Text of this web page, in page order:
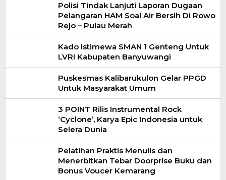
Polisi Tindak Lanjuti Laporan Dugaan
Pelangaran HAM Soal Air Bersih Di Rowo
Rejo – Pulau Merah
Kado Istimewa SMAN 1 Genteng Untuk
LVRI Kabupaten Banyuwangi
Puskesmas Kalibarukulon Gelar PPGD
Untuk Masyarakat Umum
3 POINT Rilis Instrumental Rock
‘Cyclone’, Karya Epic Indonesia untuk
Selera Dunia
Pelatihan Praktis Menulis dan
Menerbitkan Tebar Doorprise Buku dan
Bonus Voucer Kemarang